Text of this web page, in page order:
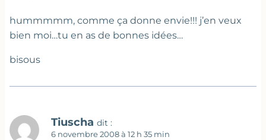
hummmmm, comme ça donne envie!!! j’en veux
bien moi…tu en as de bonnes idées…
bisous
Tiuscha dit :
6 novembre 2008 à 12 h 35 min